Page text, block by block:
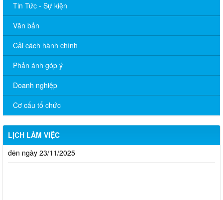
Tin Tức - Sự kiện
Văn bản
Cải cách hành chính
Phản ánh góp ý
Doanh nghiệp
Cơ cấu tổ chức
LỊCH LÀM VIỆC
Lịch làm việc tuần của UBND An Phước từ ngày 01/12/2025
đến ngày 7/12/2025
đến ngày 30/11/2025
Lịch làm việc tuần của UBND An Phước từ ngày 20/10/2025
đến ngày 26/10/2025
Lịch làm việc tuần của UBND An Phước từ ngày 17/11/2025
đến ngày 23/11/2025